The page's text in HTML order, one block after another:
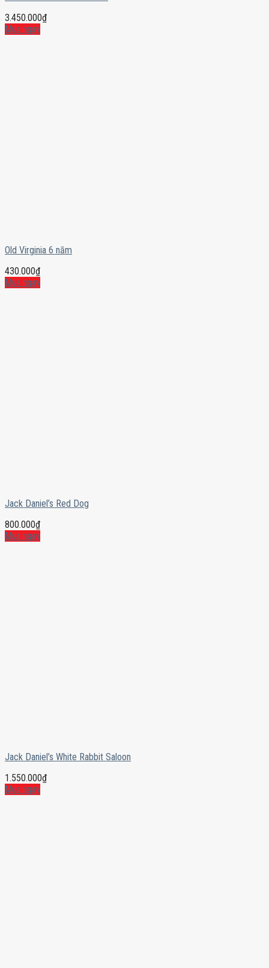
3.450.000₫
Mua ngay
Old Virginia 6 năm
430.000₫
Mua ngay
Jack Daniel’s Red Dog
800.000₫
Mua ngay
Jack Daniel’s White Rabbit Saloon
1.550.000₫
Mua ngay